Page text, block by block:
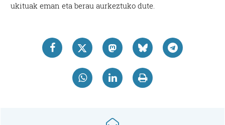
ukituak eman eta berau aurkeztuko dute.